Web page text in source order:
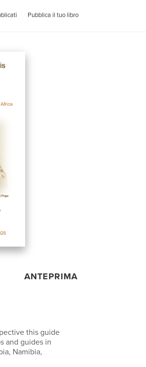
Pubblica il tuo libro
ANTEPRIMA
this guide
and guides in
Namibia,